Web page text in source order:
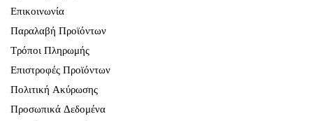
Επικοινωνία
Παραλαβή Προϊόντων
Τρόποι Πληρωμής
Επιστροφές Προϊόντων
Πολιτική Ακύρωσης
Προσωπικά Δεδομένα